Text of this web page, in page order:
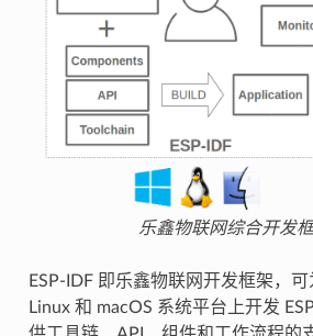
乐鑫物联网综合开发
ESP-IDF 即乐鑫物联网开发框架，可
Linux 和 macOS 系统平台上开发